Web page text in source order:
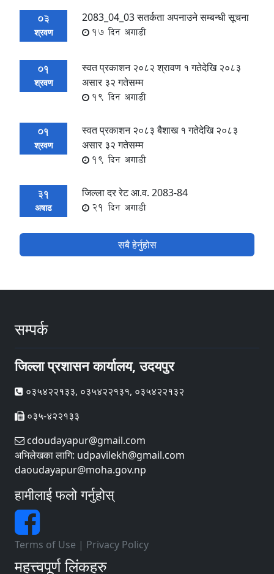
03
श्रवण
2083_04_03 सतर्कता अपनाउने सम्बन्धी सूचना
17 दिन अगाडी
01
श्रवण
स्वत प्रकाशन २०८२ श्रावण १ गतेदेखि २०८३
असार ३२ गतेसम्म
19 दिन अगाडी
01
श्रवण
स्वत प्रकाशन २०८३ बैशाख १ गतेदेखि २०८३
असार ३२ गतेसम्म
19 दिन अगाडी
31
अषाढ
जिल्ला दर रेट आ.व. 2083-84
21 दिन अगाडी
सबै हेर्नुहोस
सम्पर्क
जिल्ला प्रशासन कार्यालय, उदयपुर
०३५४२२१३३, ०३५४२२१३१, ०३५४२२१३२
०३५-४२२१३३
cdoudayapur@gmail.com
अभिलेखका लागि: udpavilekh@gmail.com
daoudayapur@moha.gov.np
हामीलाई फलो गर्नुहोस्
Terms of Use | Privacy Policy
महत्त्वपूर्ण लिंकहरु